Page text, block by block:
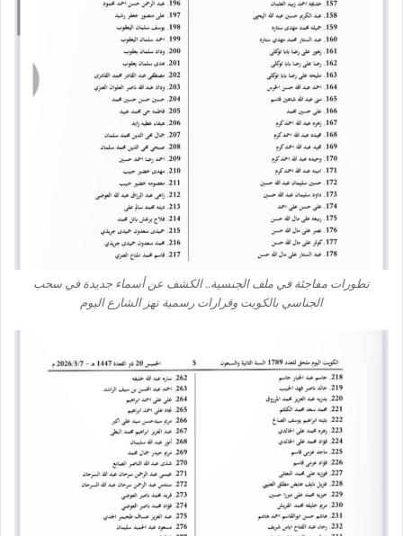
تطورات مفاجئة في ملف الجنسية.. الكشف عن أسماء جديدة في سحب
الجناسي بالكويت وقرارات رسمية تهز الشارع اليوم